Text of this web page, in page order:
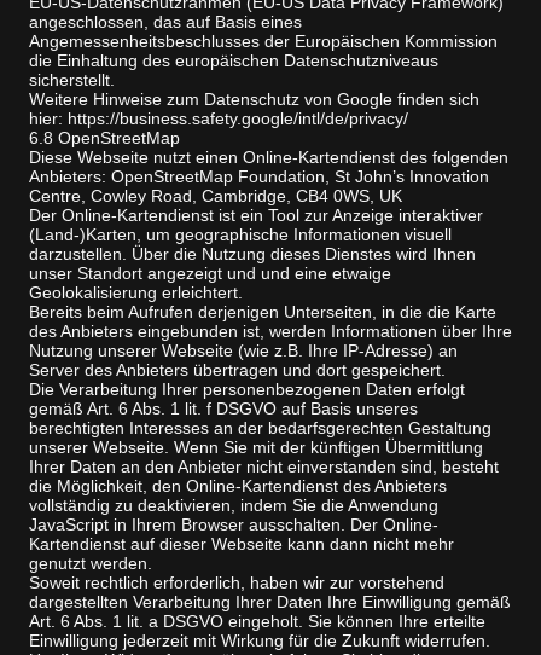
angeschlossen, das auf Basis eines
Angemessenheitsbeschlusses der Europäischen Kommission
die Einhaltung des europäischen Datenschutzniveaus
sicherstellt.
Weitere Hinweise zum Datenschutz von Google finden sich
hier: https://business.safety.google/intl/de/privacy/
6.8 OpenStreetMap
Diese Webseite nutzt einen Online-Kartendienst des folgenden
Anbieters: OpenStreetMap Foundation, St John’s Innovation
Centre, Cowley Road, Cambridge, CB4 0WS, UK
Der Online-Kartendienst ist ein Tool zur Anzeige interaktiver
(Land-)Karten, um geographische Informationen visuell
darzustellen. Über die Nutzung dieses Dienstes wird Ihnen
unser Standort angezeigt und und eine etwaige
Geolokalisierung erleichtert.
Bereits beim Aufrufen derjenigen Unterseiten, in die die Karte
des Anbieters eingebunden ist, werden Informationen über Ihre
Nutzung unserer Webseite (wie z.B. Ihre IP-Adresse) an
Server des Anbieters übertragen und dort gespeichert.
Die Verarbeitung Ihrer personenbezogenen Daten erfolgt
gemäß Art. 6 Abs. 1 lit. f DSGVO auf Basis unseres
berechtigten Interesses an der bedarfsgerechten Gestaltung
unserer Webseite. Wenn Sie mit der künftigen Übermittlung
Ihrer Daten an den Anbieter nicht einverstanden sind, besteht
die Möglichkeit, den Online-Kartendienst des Anbieters
vollständig zu deaktivieren, indem Sie die Anwendung
JavaScript in Ihrem Browser ausschalten. Der Online-
Kartendienst auf dieser Webseite kann dann nicht mehr
genutzt werden.
Soweit rechtlich erforderlich, haben wir zur vorstehend
dargestellten Verarbeitung Ihrer Daten Ihre Einwilligung gemäß
Art. 6 Abs. 1 lit. a DSGVO eingeholt. Sie können Ihre erteilte
Einwilligung jederzeit mit Wirkung für die Zukunft widerrufen.